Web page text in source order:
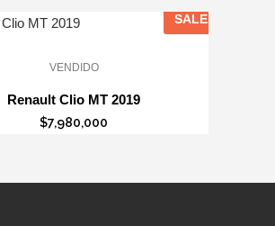
SALE
VENDIDO
Renault Clio MT 2019
$7,980,000